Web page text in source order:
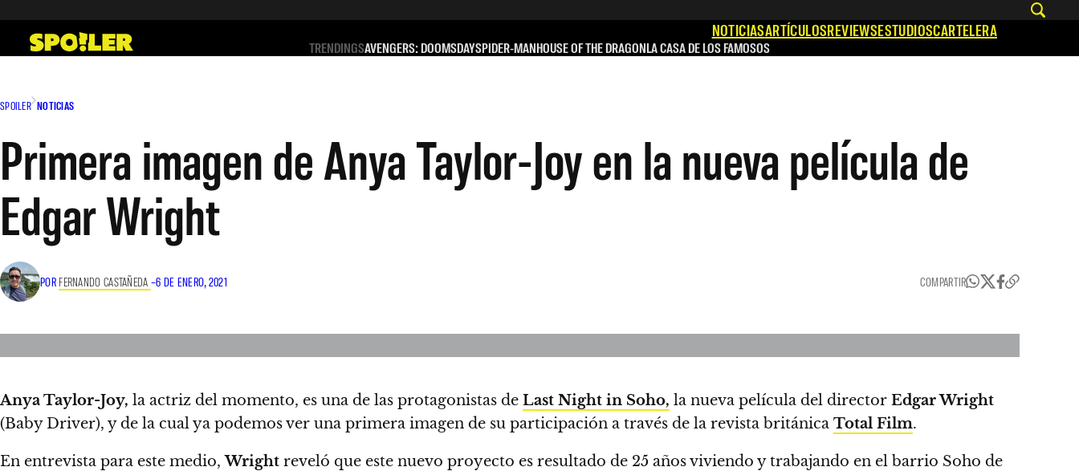
contenido
NOTICIASARTÍCULOSREVIEWSESTUDIOSCARTELERA
TRENDINGSAVENGERS: DOOMSDAYSPIDER-MANHOUSE OF THE DRAGONLA CASA DE LOS FAMOSOS
SPOILER NOTICIAS
Primera imagen de Anya Taylor-Joy en la nueva película de
Edgar Wright
POR FERNANDO CASTAÑEDA –6 DE ENERO, 2021 COMPARTIR
Anya Taylor-Joy, la actriz del momento, es una de las protagonistas de Last Night in Soho, la nueva película del director Edgar Wright
(Baby Driver), y de la cual ya podemos ver una primera imagen de su participación a través de la revista británica Total Film.
En entrevista para este medio,Wright reveló que este nuevo proyecto es resultado de 25 años viviendo y trabajando en el barrio Soho de